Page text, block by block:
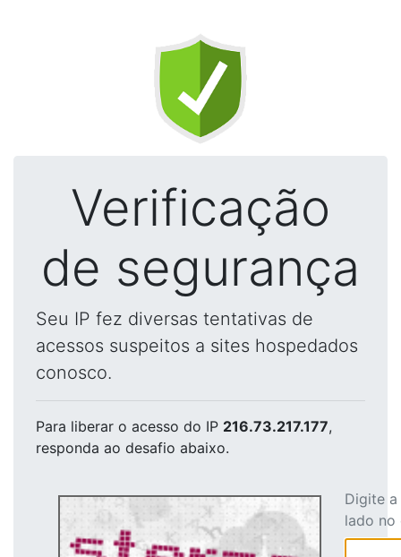
Verificação
de segurança
Seu IP fez diversas tentativas de
acessos suspeitos a sites hospedados
conosco.
Para liberar o acesso do IP 216.73.217.177,
responda ao desafio abaixo.
Digite
lado no